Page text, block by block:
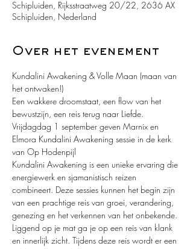
Schipluiden, Rijksstraatweg 20/22, 2636 AX
Schipluiden, Nederland
Over het evenement
Kundalini Awakening & Volle Maan (maan van
het ontwaken!)
Een wakkere droomstaat, een flow van het
bewustzijn, een reis terug naar Liefde.
Vrijdagdag 1 september geven Marnix en
Elmora Kundalini Awakening sessie in de kerk
van Op Hodenpijl
Kundalini Awakening is een unieke ervaring die
energiewerk en sjamanistisch reizen
combineert. Deze sessies kunnen het begin zijn
van een prachtige reis van groei, verandering,
genezing en het verkennen van het onbekende.
Liggend op je mat ga je op een reis van klank
en innerlijk zicht. Tijdens deze reis wordt er een